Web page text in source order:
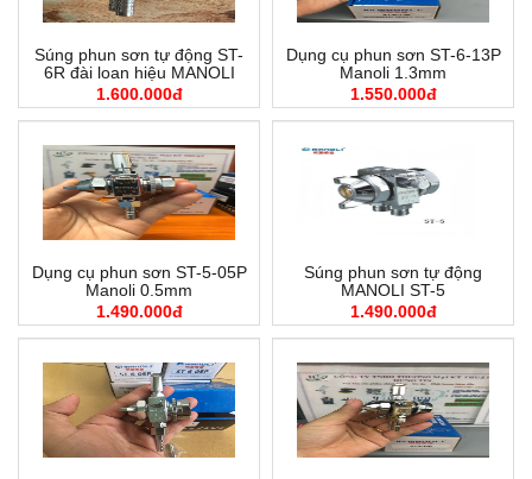
Súng phun sơn tự động ST-
6R đài loan hiệu MANOLI
1.600.000đ
Dụng cụ phun sơn ST-6-13P
Manoli 1.3mm
1.550.000đ
Dụng cụ phun sơn ST-5-05P
Manoli 0.5mm
1.490.000đ
Súng phun sơn tự động
MANOLI ST-5
1.490.000đ